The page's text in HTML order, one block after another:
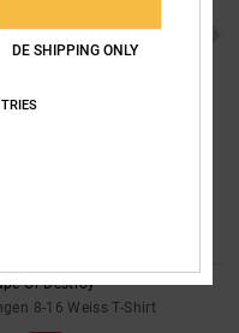
Or Destroy
8-16 Weiss T-Shirt
DE SHIPPING ONLY